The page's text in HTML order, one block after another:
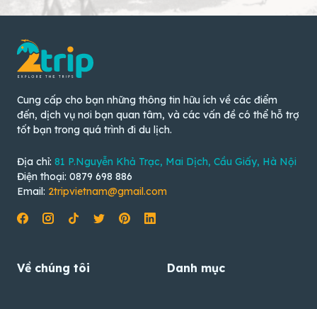
Cung cấp cho bạn những thông tin hữu ích về các điểm
đến, dịch vụ nơi bạn quan tâm, và các vấn đề có thể hỗ trợ
tốt bạn trong quá trình đi du lịch.
Địa chỉ: 81 P.Nguyễn Khả Trạc, Mai Dịch, Cầu Giấy, Hà Nội
Điện thoại: 0879 698 886
Email: 2tripvietnam@gmail.com
Về chúng tôi Danh mục